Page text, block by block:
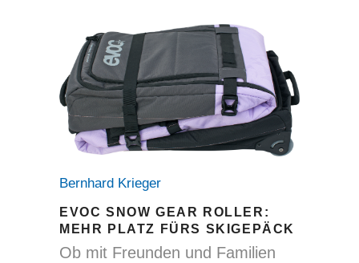
Bernhard Krieger
EVOC SNOW GEAR ROLLER:
MEHR PLATZ FÜRS SKIGEPÄCK
Ob mit Freunden und Familien